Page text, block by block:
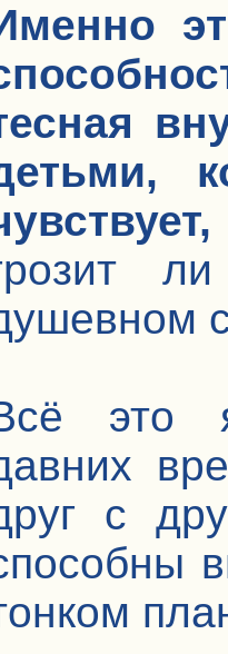
это
с